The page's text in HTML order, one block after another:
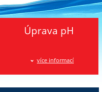
Úprava pH
více informací